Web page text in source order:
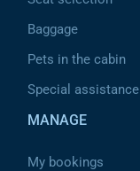
Baggage
Pets in the cabin
Special assistance
MANAGE
My bookings